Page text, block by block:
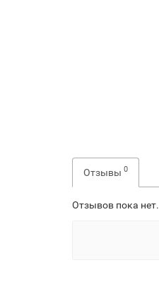
Отзывы 0
Отзывов пока нет.